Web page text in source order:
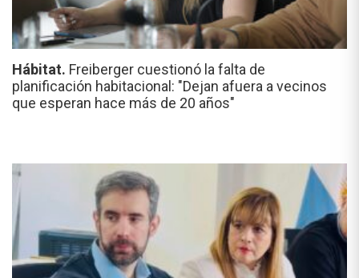
Hábitat. Freiberger cuestionó la falta de
planificación habitacional: "Dejan afuera a vecinos
que esperan hace más de 20 años"